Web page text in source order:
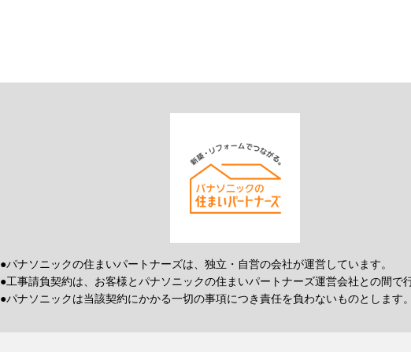
●パナソニックの住まいパートナーズは、独立・自営の会社が運営しています。
●工事請負契約は、お客様とパナソニックの住まいパートナーズ運営会社との間で
●パナソニックは当該契約にかかる一切の事項につき責任を負わないものとします。